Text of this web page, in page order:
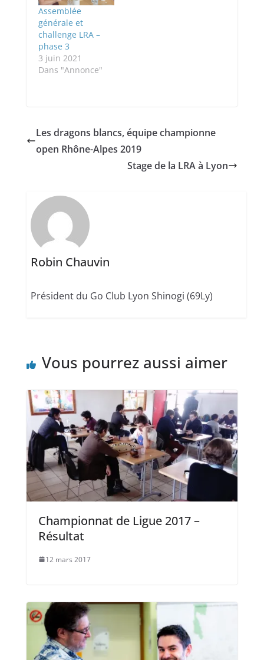
Assemblée
générale et
challenge LRA –
phase 3
3 juin 2021
Dans "Annonce"
Les dragons blancs, équipe championne
open Rhône-Alpes 2019
Stage de la LRA à Lyon
Robin Chauvin
Président du Go Club Lyon Shinogi (69Ly)
Vous pourrez aussi aimer
Championnat de Ligue 2017 –
Résultat
12 mars 2017